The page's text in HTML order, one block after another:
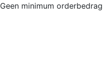
Geen minimum orderbedrag